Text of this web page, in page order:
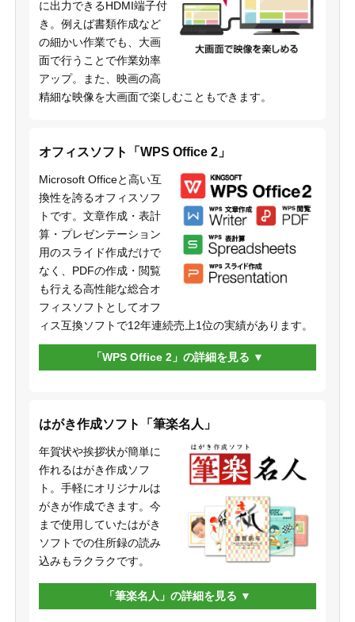
に出力できるHDMI端子付
き。例えば書類作成など
の細かい作業でも、大画
面で行うことで作業効率
アップ。また、映画の高
精細な映像を大画面で楽しむこともできます。
オフィスソフト「WPS Office 2」
Microsoft Officeと高い互
換性を誇るオフィスソフ
トです。文章作成・表計
算・プレゼンテーション
用のスライド作成だけで
なく、PDFの作成・閲覧
も行える高性能な総合オ
フィスソフトとしてオフ
ィス互換ソフトで12年連続売上1位の実績があります。
「WPS Office 2」の詳細を見る
はがき作成ソフト「筆楽名人」
年賀状や挨拶状が簡単に
作れるはがき作成ソフ
ト。手軽にオリジナルは
がきが作成できます。今
まで使用していたはがき
ソフトでの住所録の読み
込みもラクラクです。
「筆楽名人」の詳細を見る